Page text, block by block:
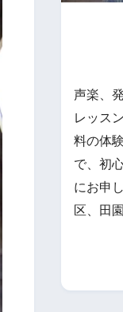
声楽、
レッス
料の体
で、初
にお申
区、田